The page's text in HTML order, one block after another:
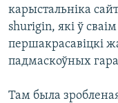
карыстальніка
shurigin, які ў сваім
першакрасавіцкі
падмаскоўных
Там была